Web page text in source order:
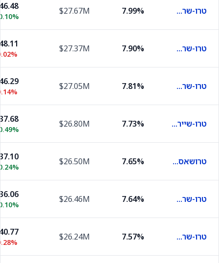
טרו-שרס סטרוקט'רד אאוטקאם ג'ולי 7.99%
$27.67M
טרו-שרס סטרקצ'רד אאוטקאם נובמבר 7.90%
$27.37M
טרו-שרס סטרוקטשארד אאוטקאם אוגוסט 7.81%
$27.05M
טרו-שיירס סטרוקט'רד אאוטקאם מרץ 7.73%
$26.80M
טרושאס סטרקטשארד אאוטקאם מיי 7.65%
$26.50M
טרו-שרס סטרקצ'רד אאוטקאם ג'ון 7.64%
$26.46M
טרו-שרס סטרקצ'רד אאוטקאם אפריל 7.57%
$26.24M